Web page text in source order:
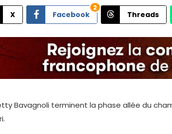
X Facebook
2
Threads
Bavagnoli terminent la phase allée du